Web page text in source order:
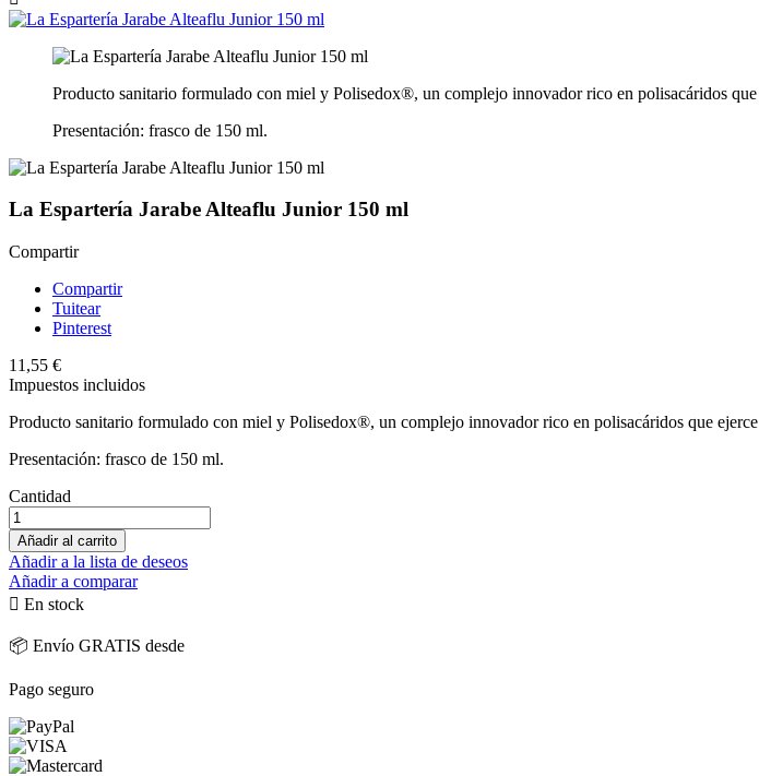
Producto sanitario formulado con miel y Polisedox®, un complejo innovador rico en polisacáridos
Presentación: frasco de 150 ml.
La Espartería Jarabe Alteaflu Junior 150 ml
Compartir
Compartir
Tuitear
Pinterest
11,55 €
Impuestos incluidos
Producto sanitario formulado con miel y Polisedox®, un complejo innovador rico en polisacáridos que
Presentación: frasco de 150 ml.
Cantidad
Añadir al carrito
Añadir a la lista de deseos
Añadir a comparar
 En stock
📦 Envío GRATIS desde
Pago seguro